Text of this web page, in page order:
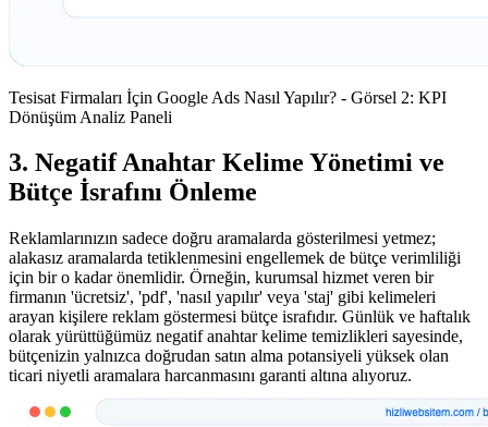
Tesisat Firmaları İçin Google Ads Nasıl Yapılır? - Görsel 2: KPI
Dönüşüm Analiz Paneli
3. Negatif Anahtar Kelime Yönetimi ve
Bütçe İsrafını Önleme
Reklamlarınızın sadece doğru aramalarda gösterilmesi yetmez;
alakasız aramalarda tetiklenmesini engellemek de bütçe verimliliği
için bir o kadar önemlidir. Örneğin, kurumsal hizmet veren bir
firmanın 'ücretsiz', 'pdf', 'nasıl yapılır' veya 'staj' gibi kelimeleri
arayan kişilere reklam göstermesi bütçe israfıdır. Günlük ve haftalık
olarak yürüttüğümüz negatif anahtar kelime temizlikleri sayesinde,
bütçenizin yalnızca doğrudan satın alma potansiyeli yüksek olan
ticari niyetli aramalara harcanmasını garanti altına alıyoruz.